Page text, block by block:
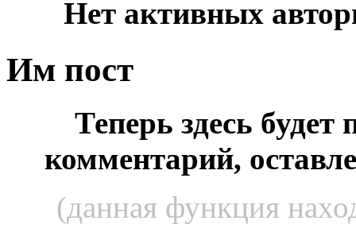
Нет активных
Им пост
Теперь здесь будет
комментарий,
(данная функция